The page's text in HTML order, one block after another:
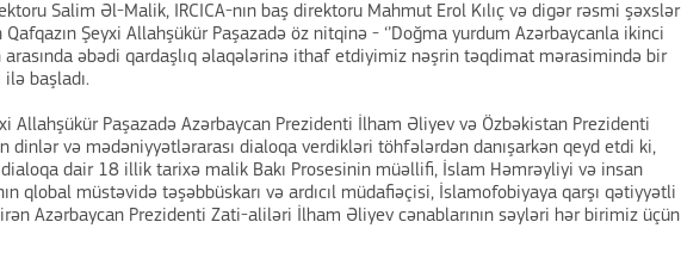
Salim Əl-Malik, IRCICA-nın baş direktoru Mahmut Erol Kılıç və digər rəsmi şəxslər
Şeyxi Allahşükür Paşazadə öz nitqinə - ‘’Doğma yurdum Azərbaycanla ikinci
əbədi qardaşlıq əlaqələrinə ithaf etdiyimiz nəşrin təqdimat mərasimində bir
ilə başladı.
Allahşükür Paşazadə Azərbaycan Prezidenti İlham Əliyev və Özbəkistan Prezidenti
dinlər və mədəniyyətlərarası dialoqa verdikləri töhfələrdən danışarkən qeyd etdi ki,
dair 18 illik tarixə malik Bakı Prosesinin müəllifi, İslam Həmrəyliyi və insan
qlobal müstəvidə təşəbbüskarı və ardıcıl müdafiəçisi, İslamofobiyaya qarşı qətiyyətli
Azərbaycan Prezidenti Zati-aliləri İlham Əliyev cənablarının səyləri hər birimiz üçün